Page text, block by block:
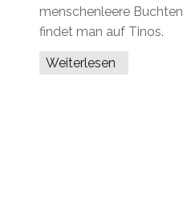
menschenleere Buchten
findet man auf Tinos.
Weiterlesen